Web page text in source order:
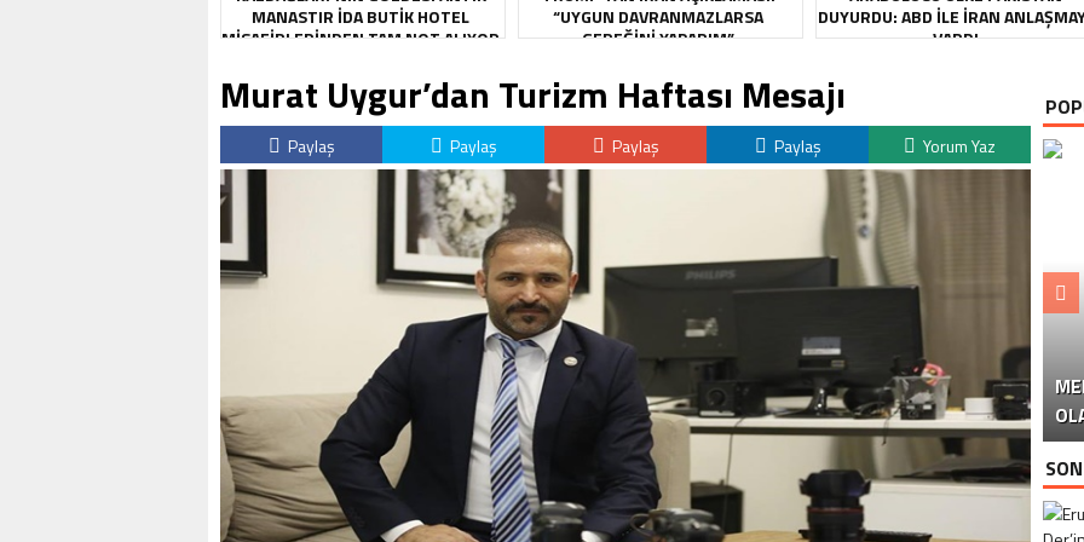
MANASTIR İDA BUTIK HOTEL
MISAFIRLERINDEN TAM NOT ALIYOR
“UYGUN DAVRANMAZLARSA
GEREĞINI YAPARIM”
DUYURDU: ABD ILE İRAN
VARDI
Murat Uygur’dan Turizm Haftası Mesajı
Paylaş Paylaş Paylaş Paylaş Yorum Yaz